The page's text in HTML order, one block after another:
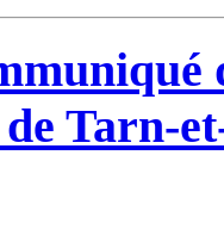
Tarn-